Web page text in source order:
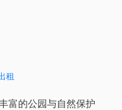
租
富的公园与自然保护